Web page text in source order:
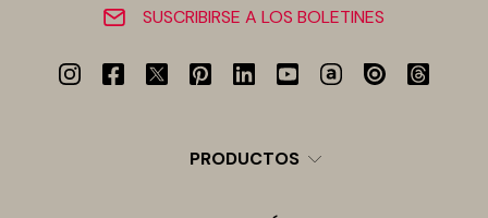
SUSCRIBIRSE A LOS BOLETINES
PRODUCTOS